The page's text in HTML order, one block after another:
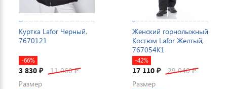
Куртка Lafor Черный,
7670121
-66%
3 830 ₽ 11 060₽
Размер
Женский горнолыжный
Костюм Lafor Желтый,
767054K1
-42%
17 110 ₽ 29 040₽
Размер